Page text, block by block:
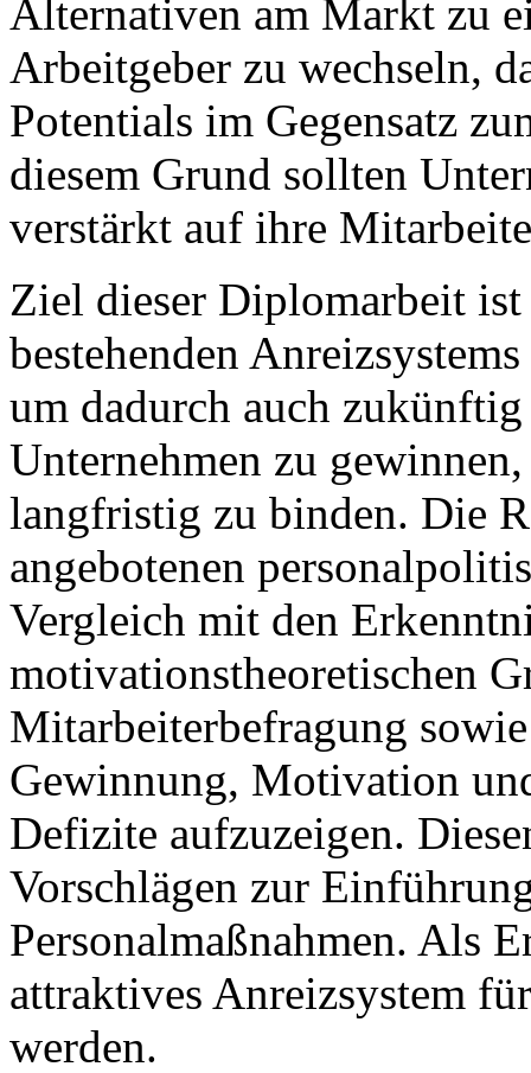
Alternativen am Markt zu
Arbeitgeber zu wechseln,
Potentials im Gegensatz
diesem Grund sollten
verstärkt auf ihre
Ziel dieser Diplomarbeit ist
bestehenden
um dadurch auch
Unternehmen zu
langfristig zu binden. Die
angebotenen
Vergleich mit den
motivationstheoretischen
Mitarbeiterbefragung
Gewinnung, Motivation
Defizite aufzuzeigen.
Vorschlägen zur
Personalmaßnahmen. Als
attraktives Anreizsystem
werden.